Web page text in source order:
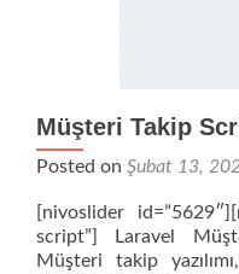
Müşteri Takip
Posted on Şubat 13,
[nivoslider
script”] Laravel
Müşteri takip